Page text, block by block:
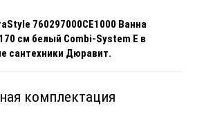
760297000CE1000 Ванна
см белый Combi-System E в
сантехники Дюравит.
комплектация